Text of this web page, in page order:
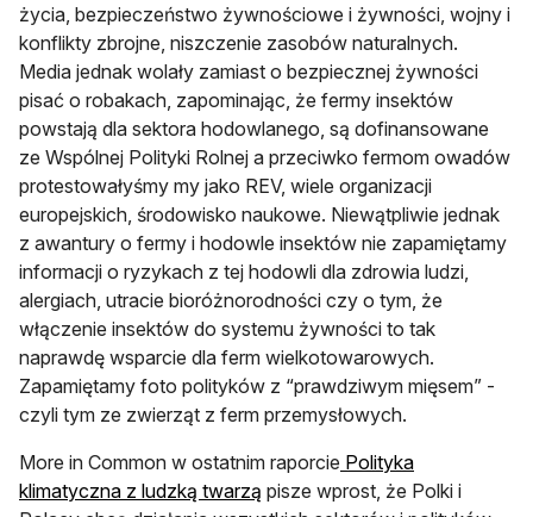
życia, bezpieczeństwo żywnościowe i żywności, wojny i
konflikty zbrojne, niszczenie zasobów naturalnych.
Media jednak wolały zamiast o bezpiecznej żywności
pisać o robakach, zapominając, że fermy insektów
powstają dla sektora hodowlanego, są dofinansowane
ze Wspólnej Polityki Rolnej a przeciwko fermom owadów
protestowałyśmy my jako REV, wiele organizacji
europejskich, środowisko naukowe. Niewątpliwie jednak
z awantury o fermy i hodowle insektów nie zapamiętamy
informacji o ryzykach z tej hodowli dla zdrowia ludzi,
alergiach, utracie bioróżnorodności czy o tym, że
włączenie insektów do systemu żywności to tak
naprawdę wsparcie dla ferm wielkotowarowych.
Zapamiętamy foto polityków z “prawdziwym mięsem” -
czyli tym ze zwierząt z ferm przemysłowych.
More in Common w ostatnim raporcie Polityka
klimatyczna z ludzką twarzą otwiera się w nowej karcie
pisze wprost, że Polki i